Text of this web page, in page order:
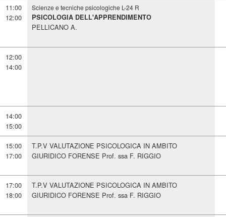
11:00
12:00
Scienze e tecniche psicologiche L-24 R
PSICOLOGIA DELL'APPRENDIMENTO
PELLICANO A.
12:00
14:00
14:00
15:00
15:00
17:00
T.P.V VALUTAZIONE PSICOLOGICA IN AMBITO
GIURIDICO FORENSE Prof. ssa F. RIGGIO
17:00
18:00
T.P.V VALUTAZIONE PSICOLOGICA IN AMBITO
GIURIDICO FORENSE Prof. ssa F. RIGGIO